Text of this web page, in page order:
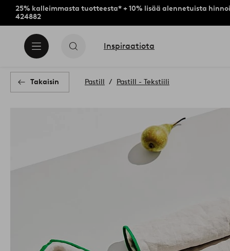
25% kalleimmasta tuotteesta* + 10% lisää alennetuista
424882
Inspiraatiota
Takaisin Pastill Pastill - Tekstiili